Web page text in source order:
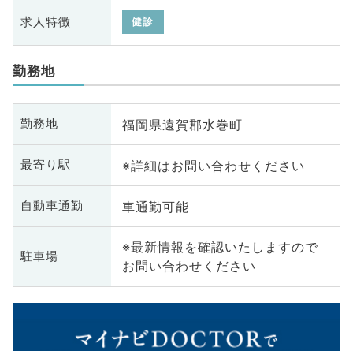
求人特徴 健診
勤務地
勤務地 福岡県遠賀郡水巻町
最寄り駅 ※詳細はお問い合わせください
自動車通勤 車通勤可能
駐車場
※最新情報を確認いたしますので
お問い合わせください